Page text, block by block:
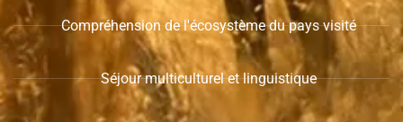
Compréhension de l'écosystème du pays visité
Séjour multiculturel et linguistique